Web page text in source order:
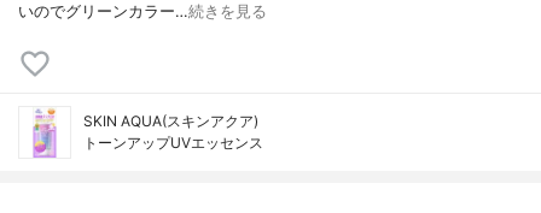
いのでグリーンカラー…続きを見る
SKIN AQUA(スキンアクア)
トーンアップUVエッセンス